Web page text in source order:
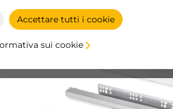
Accettare tutti i cookie
sui cookie